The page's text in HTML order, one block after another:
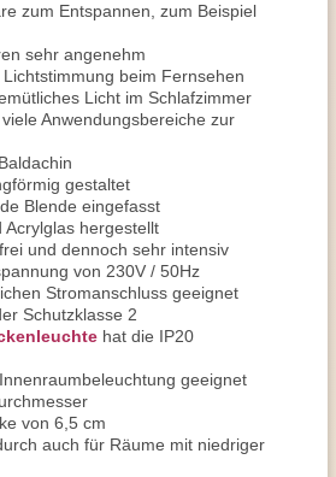
zum Entspannen, zum Beispiel
sehr angenehm
beim Fernsehen
Licht im Schlafzimmer
Anwendungsbereiche zur
gestaltet
Blende eingefasst
Acrylglas hergestellt
und dennoch sehr intensiv
von 230V / 50Hz
Stromanschluss geeignet
Schutzklasse 2
hat die IP20
geeignet
von 6,5 cm
auch für Räume mit niedriger